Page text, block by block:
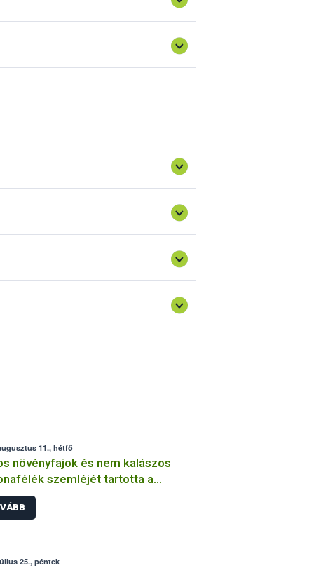
11., hétfő
növényfajok és nem kalászos
szemléjét tartotta a
25., péntek